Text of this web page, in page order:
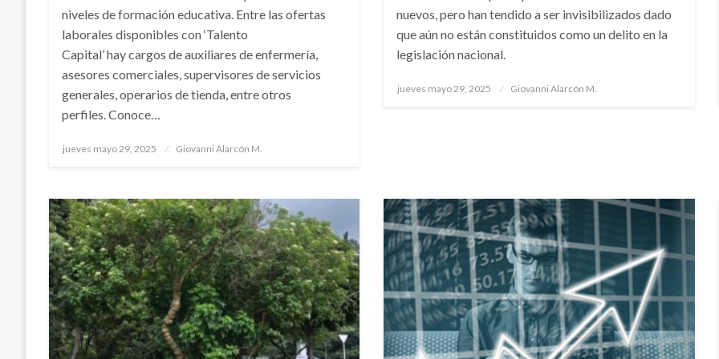
niveles de formación educativa. Entre las ofertas
laborales disponibles con ‘Talento
Capital’ hay cargos de auxiliares de enfermería,
asesores comerciales, supervisores de servicios
generales, operarios de tienda, entre otros
perfiles. Conoce…
Publicado
jueves mayo 29, 2025 Giovanni Alarcón M.
nuevos, pero han tendido a ser invisibilizados dado
que aún no están constituidos como un delito en la
legislación nacional.
Publicado
jueves mayo 29, 2025 Giovanni Alarcón M.